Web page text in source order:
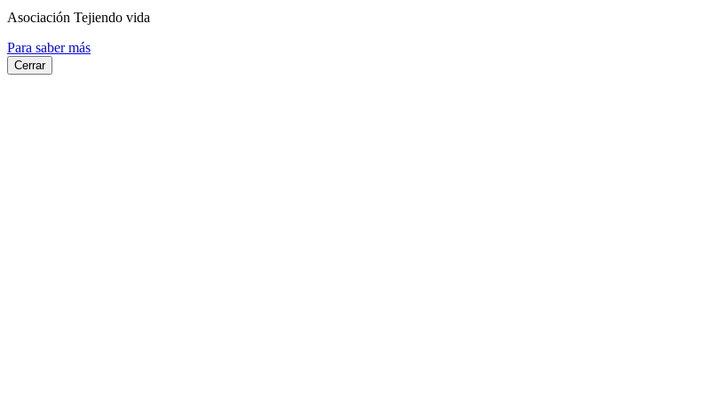
Asociación Tejiendo vida
Para saber más
Cerrar